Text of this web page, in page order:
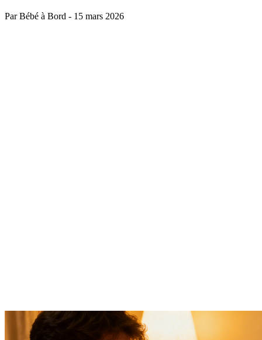
Par Bébé à Bord - 15 mars 2026